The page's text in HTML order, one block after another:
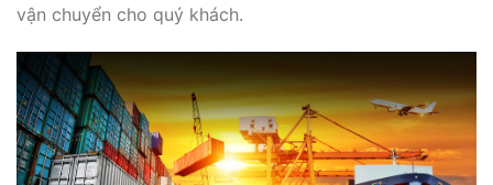
vận chuyển cho quý khách.